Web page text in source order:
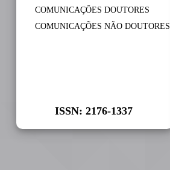
COMUNICAÇÕES DOUTORES
COMUNICAÇÕES NÃO DOUTORES
ISSN: 2176-1337